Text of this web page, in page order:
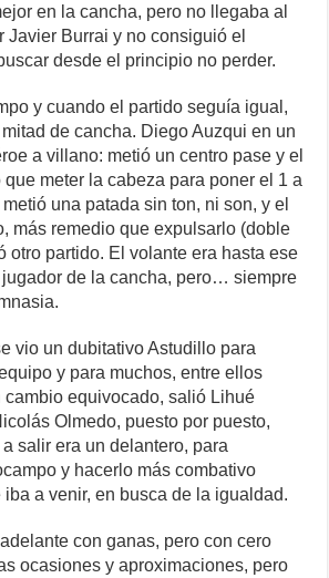
en la cancha, pero no llegaba al
Javier Burrai y no consiguió el
desde el principio no perder.
y cuando el partido seguía igual,
de cancha. Diego Auzqui en un
a villano: metió un centro pase y el
meter la cabeza para poner el 1 a
una patada sin ton, ni son, y el
más remedio que expulsarlo (doble
otro partido. El volante era hasta ese
jugador de la cancha, pero… siempre
vio un dubitativo Astudillo para
y para muchos, entre ellos
cambio equivocado, salió Lihué
Olmedo, puesto por puesto,
salir era un delantero, para
y hacerlo más combativo
iba a venir, en busca de la igualdad.
con ganas, pero con cero
ocasiones y aproximaciones, pero